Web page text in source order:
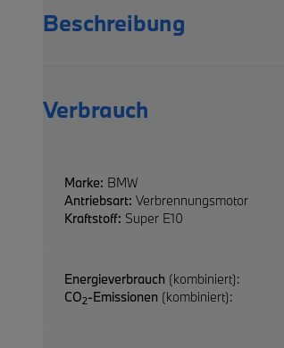
Beschreibung
Verbrauch
Marke: BMW
Antriebsart: Verbrennungsmotor
Kraftstoff: Super E10
Energieverbrauch (kombiniert):
CO2-Emissionen (kombiniert):